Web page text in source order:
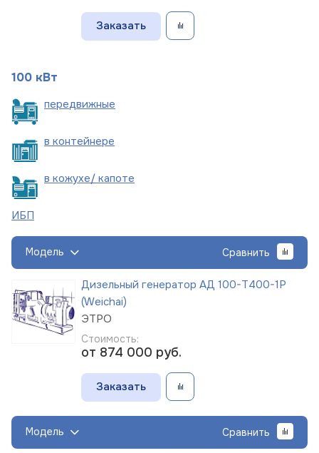
Заказать
100 кВт
передвижные
в контейнере
в кожухе/ капоте
ИБП
Модель Сравнить
Дизельный генератор АД 100-Т400-1Р
(Weichai)
ЭТРО
Стоимость:
от 874 000 руб.
Заказать
Модель Сравнить